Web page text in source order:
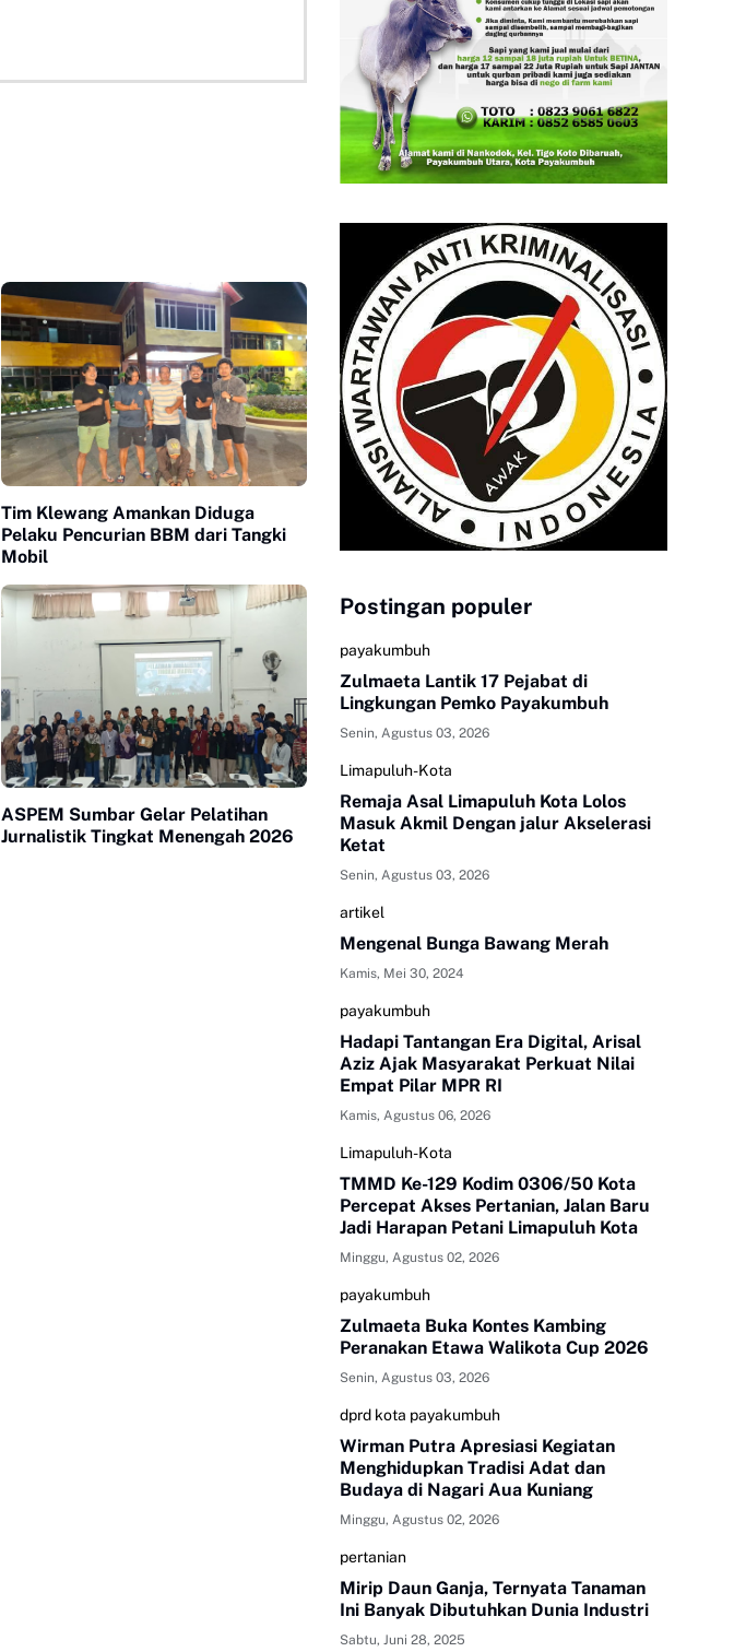
Tim Klewang Amankan Diduga
Pelaku Pencurian BBM dari Tangki
Mobil
ASPEM Sumbar Gelar Pelatihan
Jurnalistik Tingkat Menengah 2026
Postingan populer
payakumbuh
Zulmaeta Lantik 17 Pejabat di
Lingkungan Pemko Payakumbuh
Senin, Agustus 03, 2026
Limapuluh-Kota
Remaja Asal Limapuluh Kota Lolos
Masuk Akmil Dengan jalur Akselerasi
Ketat
Senin, Agustus 03, 2026
artikel
Mengenal Bunga Bawang Merah
Kamis, Mei 30, 2024
payakumbuh
Hadapi Tantangan Era Digital, Arisal
Aziz Ajak Masyarakat Perkuat Nilai
Empat Pilar MPR RI
Kamis, Agustus 06, 2026
Limapuluh-Kota
TMMD Ke-129 Kodim 0306/50 Kota
Percepat Akses Pertanian, Jalan Baru
Jadi Harapan Petani Limapuluh Kota
Minggu, Agustus 02, 2026
payakumbuh
Zulmaeta Buka Kontes Kambing
Peranakan Etawa Walikota Cup 2026
Senin, Agustus 03, 2026
dprd kota payakumbuh
Wirman Putra Apresiasi Kegiatan
Menghidupkan Tradisi Adat dan
Budaya di Nagari Aua Kuniang
Minggu, Agustus 02, 2026
pertanian
Mirip Daun Ganja, Ternyata Tanaman
Ini Banyak Dibutuhkan Dunia Industri
Sabtu, Juni 28, 2025